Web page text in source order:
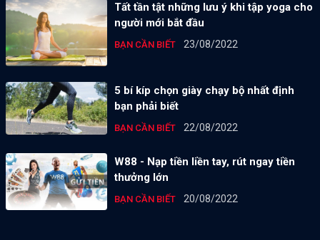
Tất tần tật những lưu ý khi tập yoga cho
người mới bắt đầu
BẠN CẦN BIẾT 23/08/2022
5 bí kíp chọn giày chạy bộ nhất định
bạn phải biết
BẠN CẦN BIẾT 22/08/2022
W88 - Nạp tiền liền tay, rút ngay tiền
thưởng lớn
BẠN CẦN BIẾT 20/08/2022